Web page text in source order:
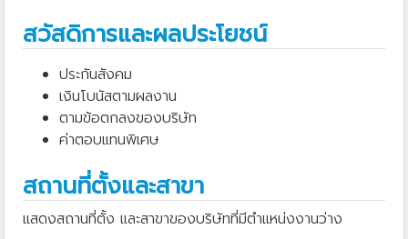
สวัสดิการและผลประโยชน์
ประกันสังคม
เงินโบนัสตามผลงาน
ตามข้อตกลงของบริษัท
ค่าตอบแทนพิเศษ
สถานที่ตั้งและสาขา
แสดงสถานที่ตั้ง และสาขาของบริษัทที่มีตำแหน่งงานว่าง